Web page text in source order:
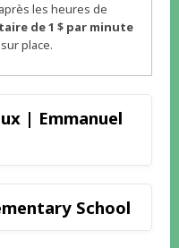
les heures de
de 1 $ par minute
place.
| Emmanuel
School